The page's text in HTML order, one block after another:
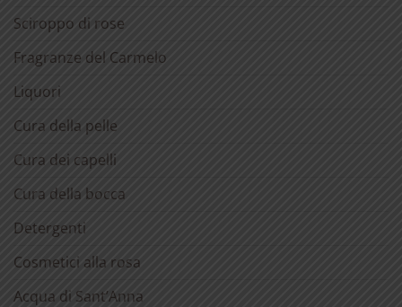
Sciroppo di rose
Fragranze del Carmelo
Liquori
Cura della pelle
Cura dei capelli
Cura della bocca
Detergenti
Cosmetici alla rosa
Acqua di Sant’Anna